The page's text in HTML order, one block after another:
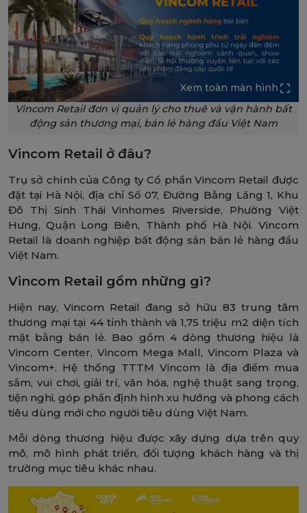
Xem toàn màn hình
Vincom Retail đơn vị quản lý cho thuê và vận hành bất
động sản thương mại, bán lẻ hàng đầu Việt Nam
Vincom Retail ở đâu?
Trụ sở chính của Công ty Cổ phần Vincom Retail được
đặt tại Hà Nội, địa chỉ Số 07, Đường Bằng Lăng 1, Khu
Đô Thị Sinh Thái Vinhomes Riverside, Phường Việt
Hưng, Quận Long Biên, Thành phố Hà Nội. Vincom
Retail là doanh nghiệp bất động sản bán lẻ hàng đầu
Việt Nam.
Vincom Retail gồm những gì?
Hiện nay, Vincom Retail đang sở hữu 83 trung tâm
thương mại tại 44 tỉnh thành và 1,75 triệu m2 diện tích
mặt bằng bán lẻ. Bao gồm 4 dòng thương hiệu là
Vincom Center, Vincom Mega Mall, Vincom Plaza và
Vincom+. Hệ thống TTTM Vincom là địa điểm mua
sắm, vui chơi, giải trí, văn hóa, nghệ thuật sang trọng,
tiện nghi, góp phần định hình xu hướng và phong cách
tiêu dùng mới cho người tiêu dùng Việt Nam.
Mỗi dòng thương hiệu được xây dựng dựa trên quy
mô, mô hình phát triển, đối tượng khách hàng và thị
trường mục tiêu khác nhau.